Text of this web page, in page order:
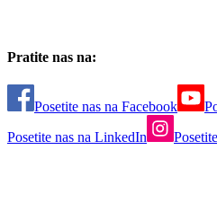
Pratite nas na:
Posetite nas na Facebook
Posetite nas na LinkedIn